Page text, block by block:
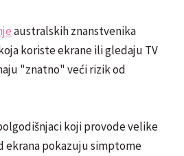
australskih znanstvenika
koriste ekrane ili gledaju TV
"znatno" veći rizik od
koji provode velike
ekrana pokazuju simptome